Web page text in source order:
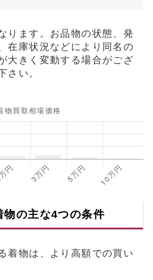
ります。お品物の状態、発
在庫状況などにより同名の
大きく変動する場合がござ
さい。
物の主な4つの条件
着物は、より高額での買い